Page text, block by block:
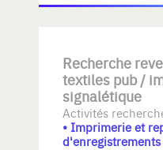
Recherche
textiles pub /
signalétique
Activités
• Imprimerie et
d'enregistrements